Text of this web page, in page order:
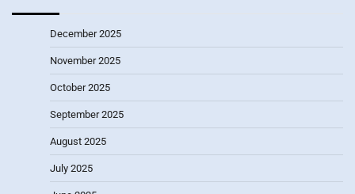
December 2025
November 2025
October 2025
September 2025
August 2025
July 2025